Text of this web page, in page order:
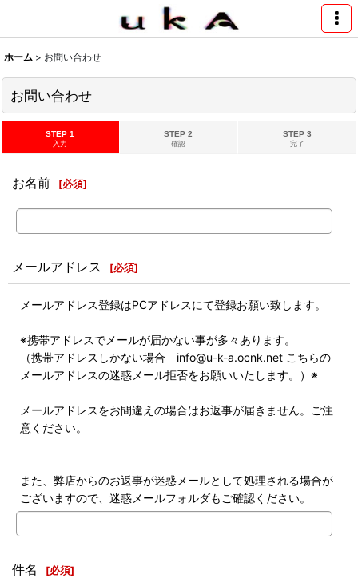
ホーム > お問い合わせ
お問い合わせ
STEP 1
入力
STEP 2
確認
STEP 3
完了
お名前 [必須]
メールアドレス [必須]
メールアドレス登録はPCアドレスにて登録お願い致します。
※携帯アドレスでメールが届かない事が多々あります。
（携帯アドレスしかない場合 info@u-k-a.ocnk.net こちらの
メールアドレスの迷惑メール拒否をお願いいたします。）※
メールアドレスをお間違えの場合はお返事が届きません。ご注
意ください。
また、弊店からのお返事が迷惑メールとして処理される場合が
ございますので、迷惑メールフォルダもご確認ください。
件名 [必須]